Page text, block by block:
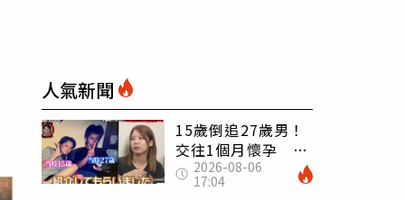
人氣新聞
15歲倒追27歲男！
交往1個月懷孕 36
歲當阿嬤故事曝光
2026-08-06
17:04